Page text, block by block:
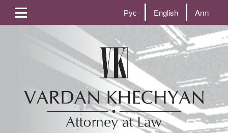
Рус English Arm